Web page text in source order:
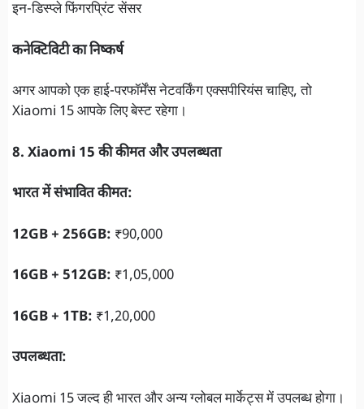
इन-डिस्प्ले फिंगरप्रिंट सेंसर
कनेक्टिविटी का निष्कर्ष
अगर आपको एक हाई-परफॉर्मेंस नेटवर्किंग एक्सपीरियंस चाहिए, तो
Xiaomi 15 आपके लिए बेस्ट रहेगा।
8. Xiaomi 15 की कीमत और उपलब्धता
भारत में संभावित कीमत:
12GB + 256GB: ₹90,000
16GB + 512GB: ₹1,05,000
16GB + 1TB: ₹1,20,000
उपलब्धता:
Xiaomi 15 जल्द ही भारत और अन्य ग्लोबल मार्केट्स में उपलब्ध होगा।